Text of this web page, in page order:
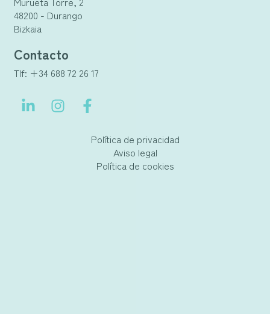
48200 - Durango
Bizkaia
Contacto
Tlf: +34 688 72 26 17
Política de privacidad
Aviso legal
Política de cookies